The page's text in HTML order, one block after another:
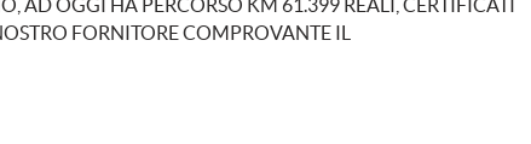
FORNITORE COMPROVANTE IL